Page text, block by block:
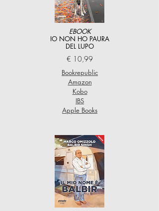
EBOOK
IO NON HO PAURA
DEL LUPO
€ 10,99
Bookrepublic
Amazon
Kobo
IBS
Apple Books